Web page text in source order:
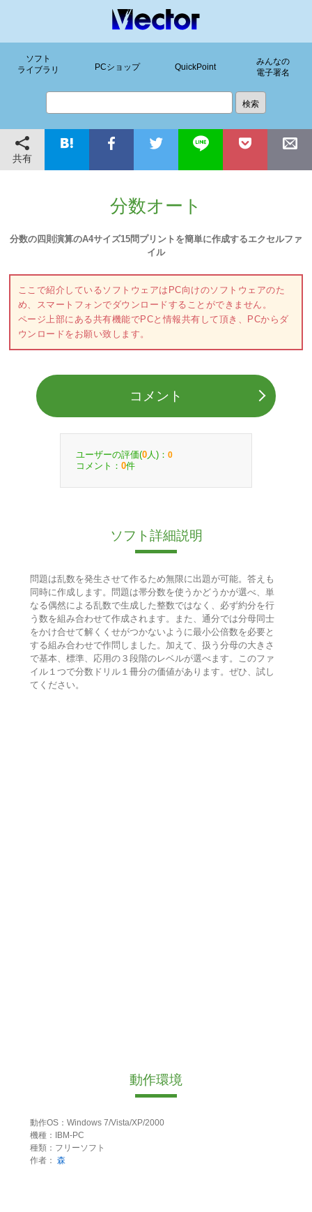
ソフト
ライブラリ
PCショップ QuickPoint
みんなの
電子署名
共有
分数オート
分数の四則演算のA4サイズ15問プリントを簡単に作成するエクセルファ
イル
ここで紹介しているソフトウェアはPC向けのソフトウェアのた
め、スマートフォンでダウンロードすることができません。
ページ上部にある共有機能でPCと情報共有して頂き、PCからダ
ウンロードをお願い致します。
コメント
ユーザーの評価(0 人)： 0
コメント： 0件
ソフト詳細説明
問題は乱数を発生させて作るため無限に出題が可能。答えも
同時に作成します。問題は帯分数を使うかどうかが選べ、単
なる偶然による乱数で生成した整数ではなく、必ず約分を行
う数を組み合わせて作成されます。また、通分では分母同士
をかけ合せて解くくせがつかないように最小公倍数を必要と
する組み合わせで作問しました。加えて、扱う分母の大きさ
で基本、標準、応用の３段階のレベルが選べます。このファ
イル１つで分数ドリル１冊分の価値があります。ぜひ、試し
てください。
動作環境
動作OS：Windows 7/Vista/XP/2000
機種：IBM-PC
種類：フリーソフト
作者： 森